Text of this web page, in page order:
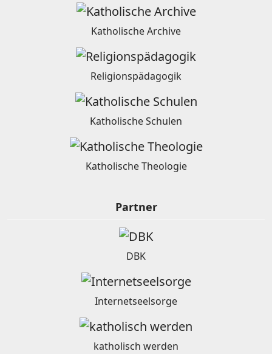
Katholische Archive
Religionspädagogik
Katholische Schulen
Katholische Theologie
Partner
DBK
Internetseelsorge
katholisch werden